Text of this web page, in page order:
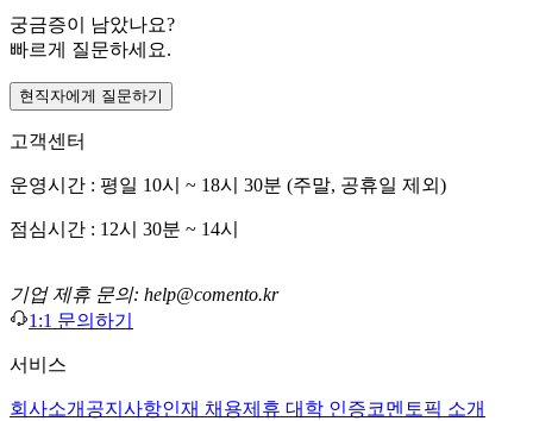
궁금증이 남았나요?
빠르게 질문하세요.
현직자에게 질문하기
고객센터
운영시간 : 평일 10시 ~ 18시 30분 (주말, 공휴일 제외)
점심시간 : 12시 30분 ~ 14시
기업 제휴 문의: help@comento.kr
1:1 문의하기
서비스
회사소개 공지사항인재 채용제휴 대학 인증코멘토픽 소개